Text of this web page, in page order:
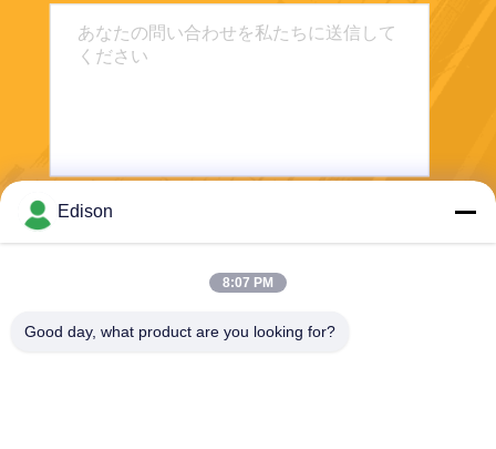
Edison
8:07 PM
Good day, what product are you looking for?